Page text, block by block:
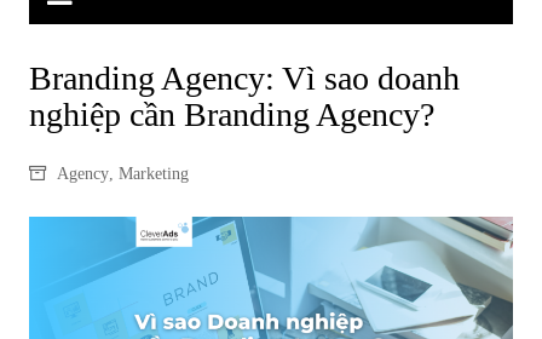
Branding Agency: Vì sao doanh
nghiệp cần Branding Agency?
Agency, Marketing